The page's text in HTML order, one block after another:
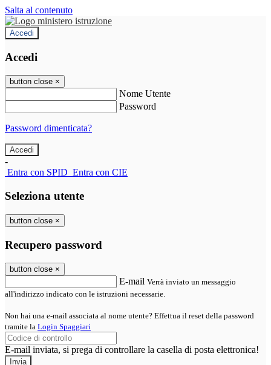
Salta al contenuto
Accedi
Accedi
button close ×
Nome Utente
Password
Password dimenticata?
-
Entra con SPID Entra con CIE
Seleziona utente
button close ×
Recupero password
button close ×
E-mail Verrà inviato un messaggio
all'indirizzo indicato con le istruzioni necessarie.
Non hai una e-mail associata al nome utente? Effettua il reset della password
tramite la Login Spaggiari
E-mail inviata, si prega di controllare la casella di posta elettronica!